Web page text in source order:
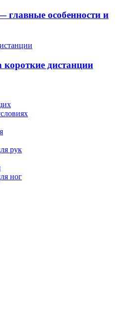
главные особенности и
короткие дистанции
рук
ног